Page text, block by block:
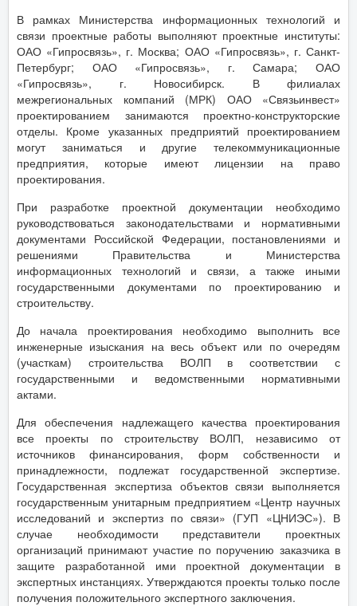
В рамках Министерства информационных технологий и
связи проектные работы выполняют проектные институты:
ОАО «Гипросвязь», г. Москва; ОАО «Гипросвязь», г. Санкт-
Петербург; ОАО «Гипросвязь», г. Самара; ОАО
«Гипросвязь», г. Новосибирск. В филиалах
межрегиональных компаний (МРК) ОАО «Связьинвест»
проектированием занимаются проектно-конструкторские
отделы. Кроме указанных предприятий проектированием
могут заниматься и другие телекоммуникационные
предприятия, которые имеют лицензии на право
проектирования.
При разработке проектной документации необходимо
руководствоваться законодательствами и нормативными
документами Российской Федерации, постановлениями и
решениями Правительства и Министерства
информационных технологий и связи, а также иными
государственными документами по проектированию и
строительству.
До начала проектирования необходимо выполнить все
инженерные изыскания на весь объект или по очередям
(участкам) строительства ВОЛП в соответствии с
государственными и ведомственными нормативными
актами.
Для обеспечения надлежащего качества проектирования
все проекты по строительству ВОЛП, независимо от
источников финансирования, форм собственности и
принадлежности, подлежат государственной экспертизе.
Государственная экспертиза объектов связи выполняется
государственным унитарным предприятием «Центр научных
исследований и экспертиз по связи» (ГУП «ЦНИЭС»). В
случае необходимости представители проектных
организаций принимают участие по поручению заказчика в
защите разработанной ими проектной документации в
экспертных инстанциях. Утверждаются проекты только после
получения положительного экспертного заключения.